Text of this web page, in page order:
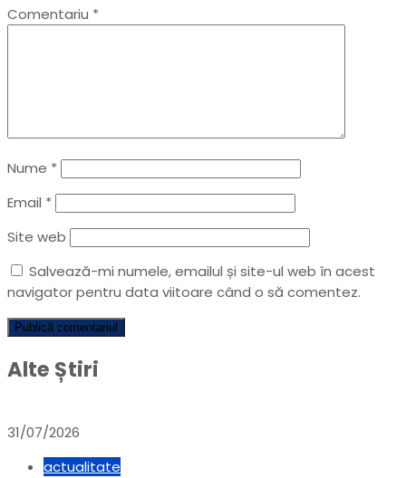
Comentariu *
Nume *
Email *
Site web
Salvează-mi numele, emailul și site-ul web în acest
navigator pentru data viitoare când o să comentez.
Alte Știri
31/07/2026
actualitate